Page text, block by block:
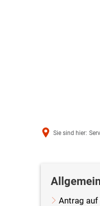
Sie sind hier:
Antrag